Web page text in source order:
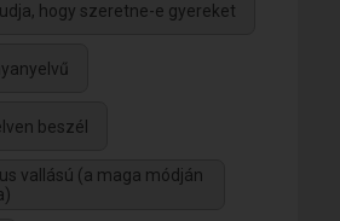
hogy szeretne-e gyereket
beszél
vallású (a maga módján